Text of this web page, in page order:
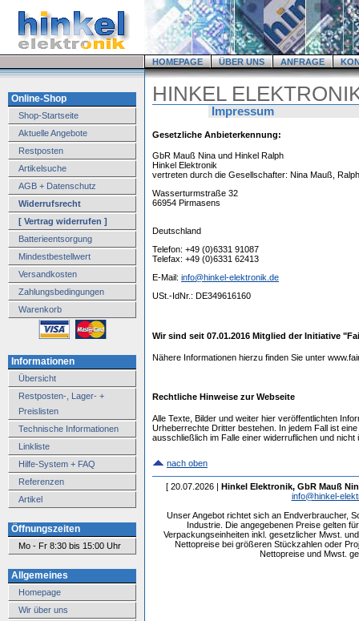
HOMEPAGE ÜBER UNS ANFRAGE
Online-Shop
Shop-Startseite
Aktuelle Angebote
Restposten
Artikelsuche
AGB + Datenschutz
Widerrufsrecht
[ Vertrag widerrufen ]
Batterieentsorgung
Mindestbestellwert
Versandkosten
Zahlungsbedingungen
Warenkorb
Informationen
Übersicht
Restposten-, Lager- +
Preislisten
Technische Informationen
Linkliste
Hilfe-System + FAQ
Referenzen
Artikel
Öffnungszeiten
Mo - Fr 8:30 bis 15:00 Uhr
Allgemeines
Homepage
Wir über uns
HINKEL
Impressum
Gesetzliche Anbieterkennung:
GbR Mauß Nina und Hinkel Ralph
Hinkel Elektronik
vertreten durch die Gesellschafter: Nina Mauß,
Wasserturmstraße 32
66954 Pirmasens
Deutschland
Telefon: +49 (0)6331 91087
Telefax: +49 (0)6331 62413
E-Mail: info@hinkel-elektronik.de
USt.-IdNr.: DE349616160
Wir sind seit 07.01.2016 Mitglied der Initiative
Nähere Informationen hierzu finden Sie unter
Rechtliche Hinweise zur Webseite
Alle Texte, Bilder und weiter hier veröffentlichten
Urheberrechte Dritter bestehen. In jedem Fall ist
ausschließlich im Falle einer widerruflichen und
nach oben
[ 20.07.2026 | Hinkel Elektronik, GbR Mauß
info@hinkel-
Unser Angebot richtet sich an Endverbraucher,
Industrie. Die angegebenen Preise gelten
Verpackungseinheiten inkl. gesetzlicher Mwst.
Nettopreise bei größeren Stückzahlen oder
Nettopreise und Mwst.